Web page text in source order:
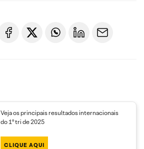
Veja os principais resultados internacionais
do 1º tri de 2025
CLIQUE AQUI